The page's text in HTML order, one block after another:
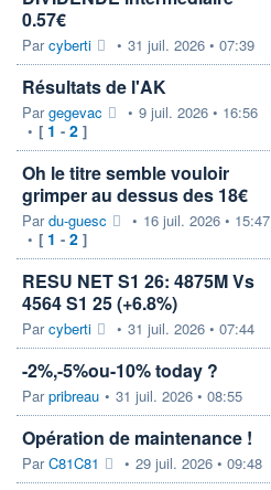
0.57€
Parcyberti • 31 juil. 2026 • 07:39
Résultats de l'AK
Pargegevac • 9 juil. 2026 • 16:56
• [ 1 - 2 ]
Oh le titre semble vouloir
grimper au dessus des 18€
Pardu-guesc • 16 juil. 2026 • 15:47
• [ 1 - 2 ]
RESU NET S1 26: 4875M Vs
4564 S1 25 (+6.8%)
Parcyberti • 31 juil. 2026 • 07:44
-2%,-5%ou-10% today ?
Parpribreau • 31 juil. 2026 • 08:55
Opération de maintenance !
ParC81C81 • 29 juil. 2026 • 09:48